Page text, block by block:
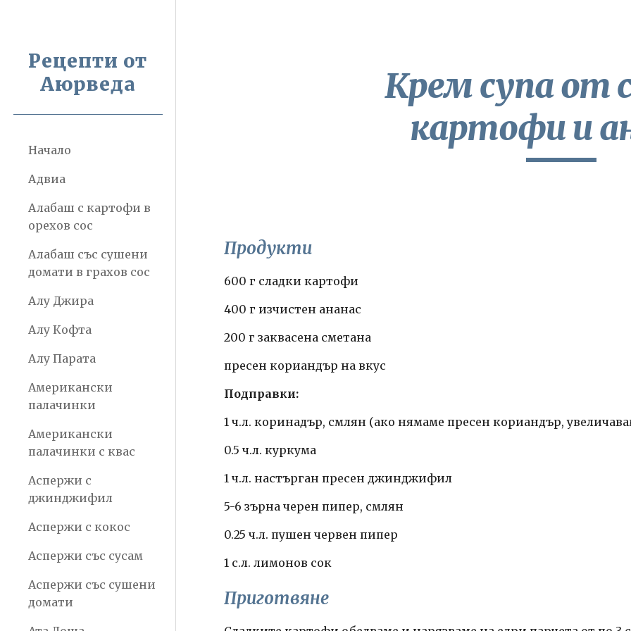
Рецепти от
Аюрведа
Начало
Адвиа
Алабаш с картофи в
орехов сос
Алабаш със сушени
домати в грахов сос
Алу Джира
Алу Кофта
Алу Парата
Американски
палачинки
Американски
палачинки с квас
Аспержи с
джинджифил
Аспержи с кокос
Аспержи със сусам
Аспержи със сушени
домати
Крем супа от
картофи и
Продукти
600 г сладки картофи
400 г изчистен ананас
200 г заквасена сметана
пресен кориандър на вкус
Подправки:
1 ч.л. коринадър, смлян (ако нямаме пресен кориандър,
0.5 ч.л. куркума
1 ч.л. настърган пресен джинджифил
5-6 зърна черен пипер, смлян
0.25 ч.л. пушен червен пипер
1 с.л. лимонов сок
Приготвяне